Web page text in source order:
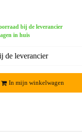
bij de leverancier
in huis
de leverancier
In mijn winkelwagen